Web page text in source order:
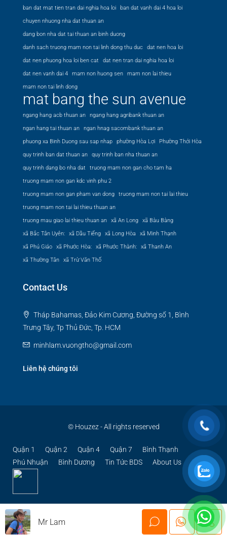
ban dat mat tien tran dai nghia hoa loi
ban dat vanh dai 4 hoa loi
chuyen nhuong nha dat thuan an
dang bon nha dat tai thuan an binh duong
danh sach truong mam non tai linh dong thu duc
dat nen hoa loi
dat nen phuong hoa loi ben cat
dat nen tran dai nghia hoa loi
dat nen vanh dai 4
mam non huong sen
mam non lai thieu
mam non tai linh dong
mat bang the sun avenue
ngang hang acb thuan an
ngang hang agribank thuan an
ngan hang tai thuan an
ngan hnag sacombank thuan an
phuong xa Binh Duong sau sap nhap
phường Hòa Lợi
Phường Thới Hòa
quy trinh ban dat thuan an
quy trinh ban nha thuan an
quy trinh dang bo nha dat
truong mam non gan cho tam ha
truong mam non gan kdc vinh phu 2
truong mam non gan pham van dong
truong mam non tai lai thieu
truong mam non tai lai thieu thuan an
truong mau giao lai thieu thuan an
xã An Long
xã Bàu Bàng
xã Bắc Tân Uyên:
xã Dầu Tiếng xã Long Hòa
xã Minh Thạnh
xã Phú Giáo
xã Phước Hòa: xã Phước Thành:
xã Thanh An
xã Thường Tân
xã Trừ Văn Thố
Contact Us
Tháp Bahamas, Đảo Kim Cương, Đường số 1, Bình
Trưng Tây, Tp Thủ Đức, Tp. HCM
minhlam.vuongtho@gmail.com
Liên hệ chúng tôi
© Houzez - All rights reserved
Quận 1 Quận 2 Quận 4 Quận 7
Bình Thạnh
Phú Nhuận
Bình Dương Tin Tức BDS About Us
Mr Lam